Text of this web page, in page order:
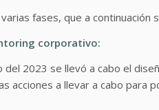
fases, que a continuación
corporativo:
2023 se llevó a cabo el
acciones a llevar a cabo para